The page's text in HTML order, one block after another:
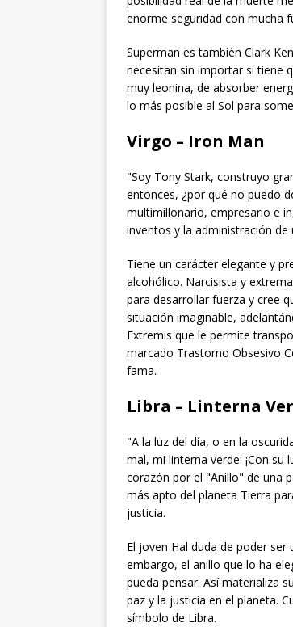
enorme seguridad con mucha
Superman es también Clark
necesitan sin importar si tiene
muy leonina, de absorber
lo más posible al Sol para
Virgo – Iron Man
"Soy Tony Stark, construyo
entonces, ¿por qué no puedo
multimillonario, empresario e
inventos y la administración de
Tiene un carácter elegante y
alcohólico. Narcisista y
para desarrollar fuerza y cree
situación imaginable,
Extremis que le permite
marcado Trastorno Obsesivo
fama.
Libra – Linterna
"A la luz del día, o en la
mal, mi linterna verde: ¡Con su
corazón por el "Anillo" de una
más apto del planeta Tierra
justicia.
El joven Hal duda de poder
embargo, el anillo que lo ha
pueda pensar. Así materializa
paz y la justicia en el planeta.
símbolo de Libra.